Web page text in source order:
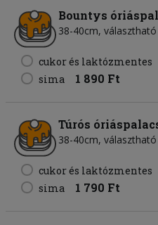
Bountys
38-40cm,
cukor és laktózmentes
sima 1 890 Ft
Túrós
38-40cm,
cukor és laktózmentes
sima 1 790 Ft